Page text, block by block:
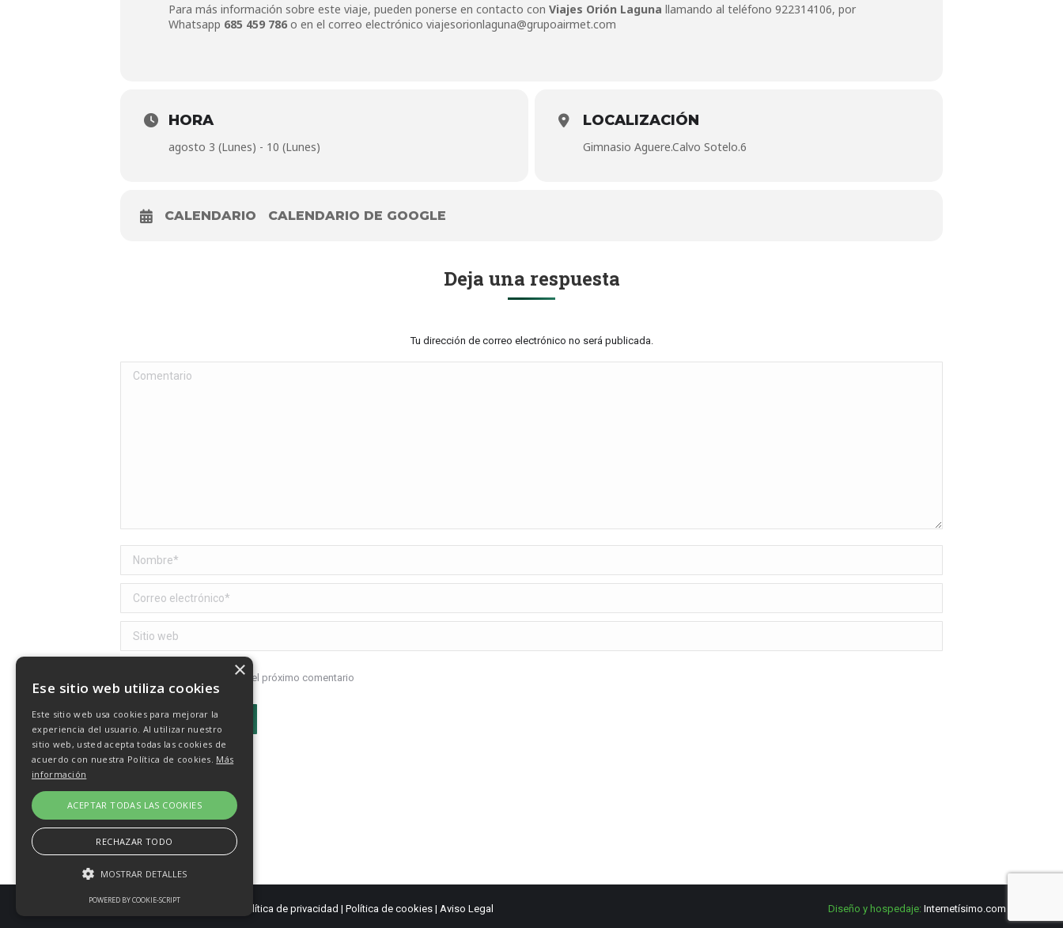
Para más información sobre este viaje, pueden ponerse en contacto con Viajes Orión Laguna llamando al teléfono 922314106, por
Whatsapp 685 459 786 o en el correo electrónico viajesorionlaguna@grupoairmet.com
HORA
agosto 3 (Lunes) - 10 (Lunes)
LOCALIZACIÓN
Gimnasio Aguere.Calvo Sotelo.6
CALENDARIO CALENDARIO DE GOOGLE
Deja una respuesta
Tu dirección de correo electrónico no será publicada.
Comentario
Nombre *
Correo electrónico *
Sitio web
Recuerda mis datos para el próximo comentario
Publicar comentario
Política de privacidad | Política de cookies | Aviso Legal Diseño y hospedaje: Internetísimo.com
Ese sitio web utiliza cookies
Este sitio web usa cookies para mejorar la
experiencia del usuario. Al utilizar nuestro
sitio web, usted acepta todas las cookies de
acuerdo con nuestra Política de cookies. Más
información
ACEPTAR TODAS LAS COOKIES
RECHAZAR TODO
MOSTRAR DETALLES
POWERED BY COOKIE-SCRIPT
×